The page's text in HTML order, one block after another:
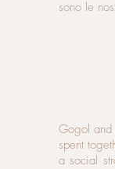
sono le
Gogol and
spent
a social